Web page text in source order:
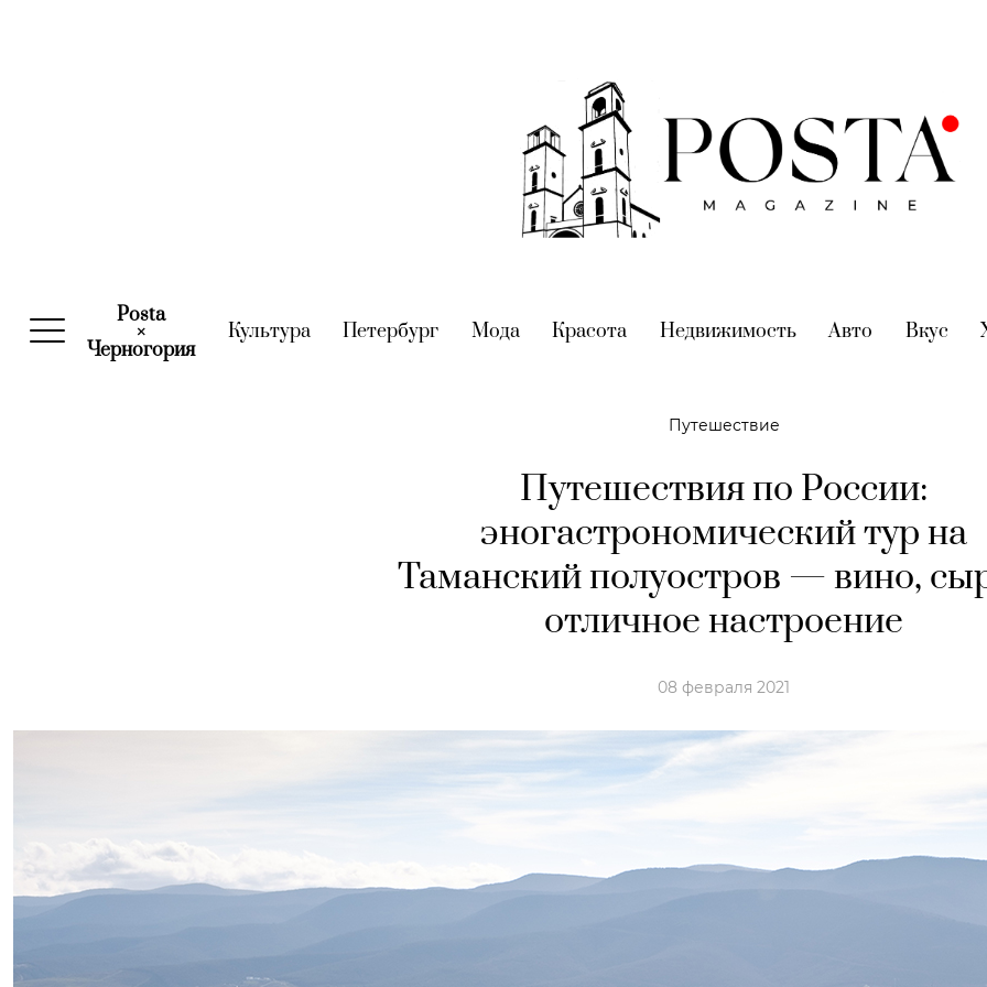
Posta
×
Черногория(current)
Культура(current)
Петербург (current)
Мода(current)
Красота (current)
Недвижимость(current)
Авто (current)
Вкус
Путешествие
Путешествия по России:
эногастрономический тур на
Таманский полуостров — вино,
отличное настроение
08 февраля 2021